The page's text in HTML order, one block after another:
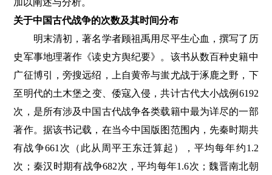
加以阐述与分析。
关于中国古代战争的次数及其时间分布
明末清初，著名学者顾祖禹用尽平生心血，撰写了历
史军事地理著作《读史方舆纪要》。该书从数百种史籍中
广征博引，旁搜远绍，上自黄帝与蚩尤战于涿鹿之野，下
至明代的土木堡之变、倭寇入侵，共计古代大小战例6192
次，是所有涉及中国古代战争各类载籍中最为详尽的一部
著作。据该书记载，在当今中国版图范围内，先秦时期共
有战争661次（此从周平王东迁算起），平均每年约1.2
次；秦汉时期有战争682次，平均每年1.6次；魏晋南北朝